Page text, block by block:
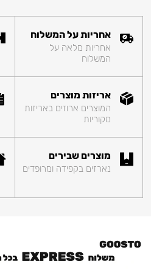
אחריות על המשלוח
אחריות מלאה על
המשלוח
אריזות מוצרים
המוצרים ארוזים באריזות
מקוריות
מוצרים שבירים
נארזים בקפידה ומרופדים